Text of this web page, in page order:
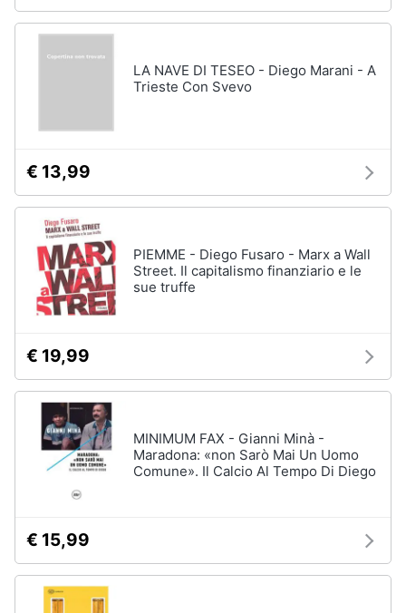
LA NAVE DI TESEO - Diego Marani - A
Trieste Con Svevo
€ 13,99
PIEMME - Diego Fusaro - Marx a Wall
Street. Il capitalismo finanziario e le
sue truffe
€ 19,99
MINIMUM FAX - Gianni Minà -
Maradona: «non Sarò Mai Un Uomo
Comune». Il Calcio Al Tempo Di Diego
€ 15,99